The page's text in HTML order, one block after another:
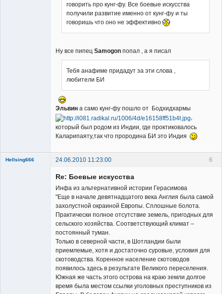
говорить про кунг-фу. Все боевые искусства
получили развитие именно от кунг-фу и ты
говоришь что оно не эффективно
Ну все пипец Samogon попал , а я писал
Тебя анафиме придадут за эти слова ,
любители БИ
Эльвин а само кунг-фу пошло от Бодхидхармы
который был родом из Индии, где проктиковалось
Каларипаяту,так что прородина БИ это Индия
6
Hellsing666 24.06.2010 11:23:00
Re: Боевые искусства
Инфа из альтернативной истории Герасимова
"Еще в начале девятнадцатого века Англия была самой
захолустной окраиной Европы. Сплошные болота.
Практически полное отсутствие земель, пригодных для
сельского хозяйства. Соответствующий климат –
постоянный туман.
Только в северной части, в Шотландии были
приемлемые, хотя и достаточно суровые, условия для
скотоводства. Коренное население скотоводов
появилось здесь в результате Великого переселения.
Южная же часть этого острова на краю земли долгое
время была местом ссылки уголовных преступников из